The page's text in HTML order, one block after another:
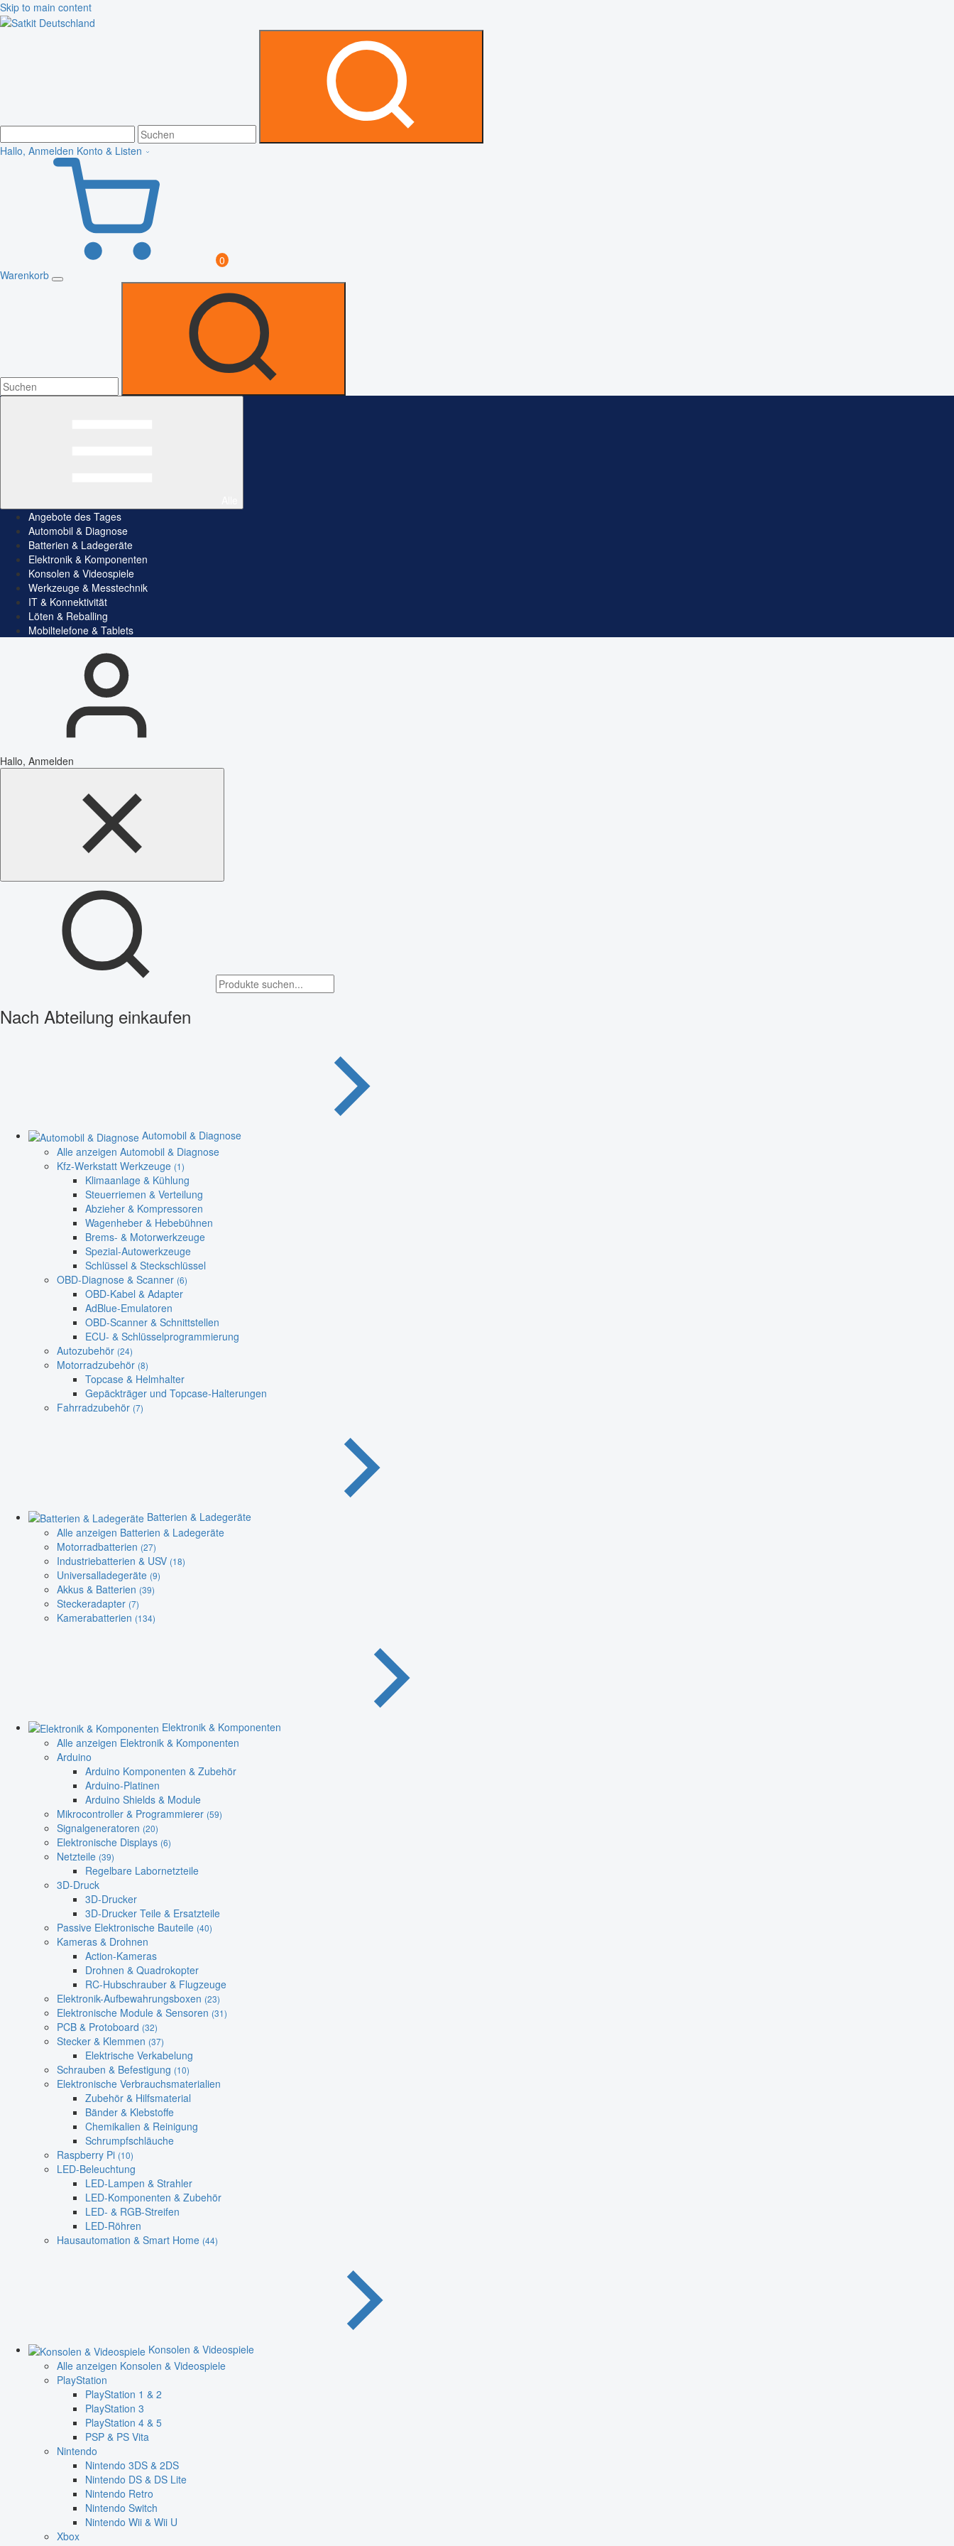
Skip to main content
Hallo, Anmelden Konto & Listen
0
Warenkorb
Angebote des Tages
Automobil & Diagnose
Batterien & Ladegeräte
Elektronik & Komponenten
Konsolen & Videospiele
Werkzeuge & Messtechnik
IT & Konnektivität
Löten & Reballing
Mobiltelefone & Tablets
Hallo, Anmelden
Nach Abteilung einkaufen
Automobil & Diagnose
Alle anzeigen Automobil & Diagnose
Kfz-Werkstatt Werkzeuge (1)
Klimaanlage & Kühlung
Steuerriemen & Verteilung
Abzieher & Kompressoren
Wagenheber & Hebebühnen
Brems- & Motorwerkzeuge
Spezial-Autowerkzeuge
Schlüssel & Steckschlüssel
OBD-Diagnose & Scanner (6)
OBD-Kabel & Adapter
AdBlue-Emulatoren
OBD-Scanner & Schnittstellen
ECU- & Schlüsselprogrammierung
Autozubehör (24)
Motorradzubehör (8)
Topcase & Helmhalter
Gepäckträger und Topcase-Halterungen
Fahrradzubehör (7)
Batterien & Ladegeräte
Alle anzeigen Batterien & Ladegeräte
Motorradbatterien (27)
Industriebatterien & USV (18)
Universalladegeräte (9)
Akkus & Batterien (39)
Steckeradapter (7)
Kamerabatterien (134)
Elektronik & Komponenten
Alle anzeigen Elektronik & Komponenten
Arduino
Arduino Komponenten & Zubehör
Arduino-Platinen
Arduino Shields & Module
Mikrocontroller & Programmierer (59)
Signalgeneratoren (20)
Elektronische Displays (6)
Netzteile (39)
Regelbare Labornetzteile
3D-Druck
3D-Drucker
3D-Drucker Teile & Ersatzteile
Passive Elektronische Bauteile (40)
Kameras & Drohnen
Action-Kameras
Drohnen & Quadrokopter
RC-Hubschrauber & Flugzeuge
Elektronik-Aufbewahrungsboxen (23)
Elektronische Module & Sensoren (31)
PCB & Protoboard (32)
Stecker & Klemmen (37)
Elektrische Verkabelung
Schrauben & Befestigung (10)
Elektronische Verbrauchsmaterialien
Zubehör & Hilfsmaterial
Bänder & Klebstoffe
Chemikalien & Reinigung
Schrumpfschläuche
Raspberry Pi (10)
LED-Beleuchtung
LED-Lampen & Strahler
LED-Komponenten & Zubehör
LED- & RGB-Streifen
LED-Röhren
Hausautomation & Smart Home (44)
Konsolen & Videospiele
Alle anzeigen Konsolen & Videospiele
PlayStation
PlayStation 1 & 2
PlayStation 3
PlayStation 4 & 5
PSP & PS Vita
Nintendo
Nintendo 3DS & 2DS
Nintendo DS & DS Lite
Nintendo Retro
Nintendo Switch
Nintendo Wii & Wii U
Xbox